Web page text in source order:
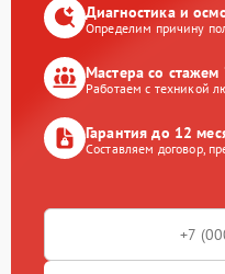
Диагностика и
Определим причину
Мастера со стажем
Работаем с техникой
Гарантия до 12
Составляем договор,